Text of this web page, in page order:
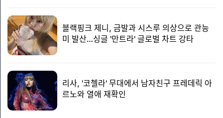
블랙핑크 제니, 금발과 시스루 의상으로 관능
미 발산…싱글 '만트라' 글로벌 차트 강타
리사, '코첼라' 무대에서 남자친구 프레데릭 아
르노와 열애 재확인